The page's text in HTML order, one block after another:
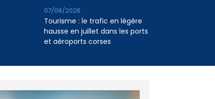
Tourisme : le trafic en légère
hausse en juillet dans les ports
et aéroports corses
07/08/2026